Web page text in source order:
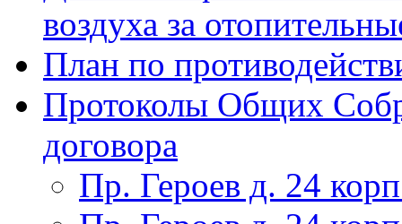
воздуха за
План по
Протоколы Общих
договора
Пр. Героев д. 24